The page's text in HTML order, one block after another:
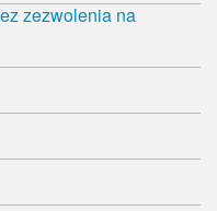
zezwolenia na